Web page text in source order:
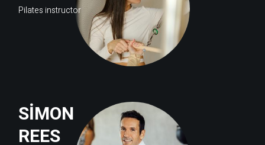
Pilates instructor
SIMON
REES